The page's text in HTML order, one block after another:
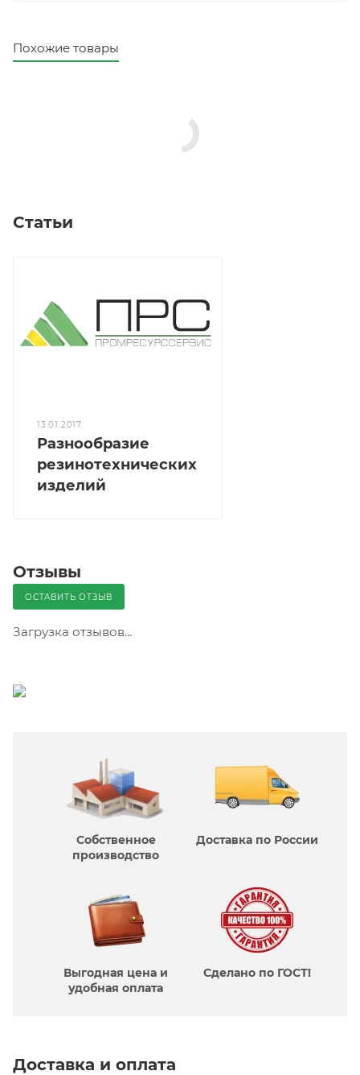
Похожие товары
Статьи
13.01.2017
Разнообразие
резинотехнических
изделий
Отзывы
ОСТАВИТЬ ОТЗЫВ
Загрузка отзывов...
Собственное
производcтво
Доставка по России
Выгодная цена и
удобная оплата
Сделано по ГОСТ!
Доставка и оплата